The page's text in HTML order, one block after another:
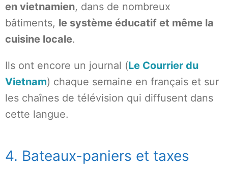
en vietnamien, dans de nombreux
bâtiments, le système éducatif et même la
cuisine locale.
Ils ont encore un journal (Le Courrier du
Vietnam) chaque semaine en français et sur
les chaînes de télévision qui diffusent dans
cette langue.
4. Bateaux-paniers et taxes